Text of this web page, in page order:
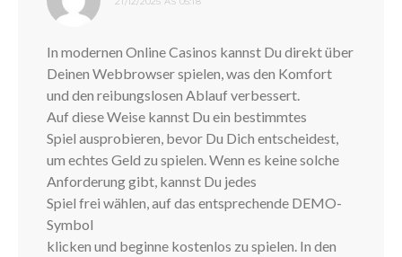
In modernen Online Casinos kannst Du direkt über
Deinen Webbrowser spielen, was den Komfort
und den reibungslosen Ablauf verbessert.
Auf diese Weise kannst Du ein bestimmtes
Spiel ausprobieren, bevor Du Dich entscheidest,
um echtes Geld zu spielen. Wenn es keine solche
Anforderung gibt, kannst Du jedes
Spiel frei wählen, auf das entsprechende DEMO-
Symbol
klicken und beginne kostenlos zu spielen. In den